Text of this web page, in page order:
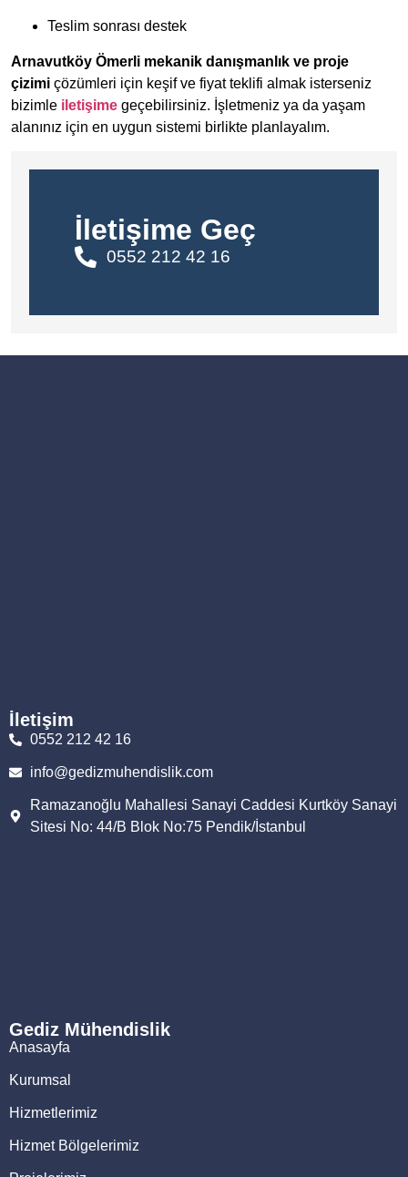
İletişime Geç
0552 212 42 16
Teslim sonrası destek
Arnavutköy Ömerli mekanik danışmanlık ve proje
çizimi çözümleri için keşif ve fiyat teklifi almak isterseniz
bizimle iletişime geçebilirsiniz. İşletmeniz ya da yaşam
alanınız için en uygun sistemi birlikte planlayalım.
İletişim
0552 212 42 16
info@gedizmuhendislik.com
Ramazanoğlu Mahallesi Sanayi Caddesi Kurtköy Sanayi
Sitesi No: 44/B Blok No:75 Pendik/İstanbul
Gediz Mühendislik
Anasayfa
Kurumsal
Hizmetlerimiz
Hizmet Bölgelerimiz